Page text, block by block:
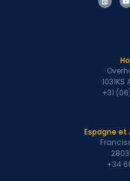
+31
Espagne et
+34